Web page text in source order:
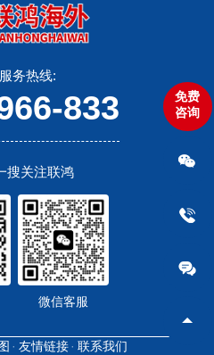
务热线:
833
搜关注联鸿
微信客服
友情链接 联系我们
免费
咨询